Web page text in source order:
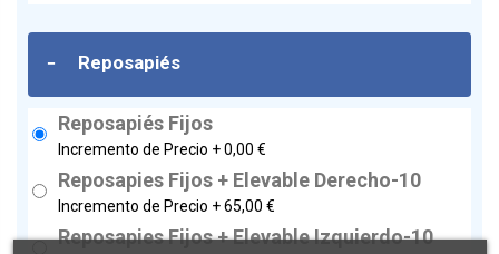
- Reposapiés
Reposapiés Fijos
Incremento de Precio +0,00 €
Reposapies Fijos + Elevable Derecho-10
Incremento de Precio +65,00 €
Reposapies Fijos + Elevable Izquierdo-10